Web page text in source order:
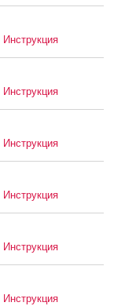
Инструкция
Инструкция
Инструкция
Инструкция
Инструкция
Инструкция